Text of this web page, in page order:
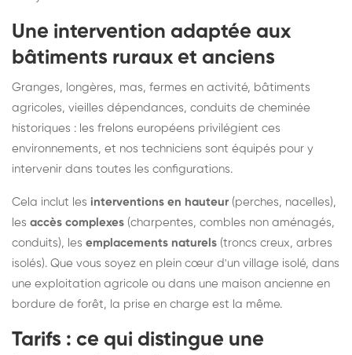
Une intervention adaptée aux
bâtiments ruraux et anciens
Granges, longères, mas, fermes en activité, bâtiments
agricoles, vieilles dépendances, conduits de cheminée
historiques : les frelons européens privilégient ces
environnements, et nos techniciens sont équipés pour y
intervenir dans toutes les configurations.
Cela inclut les interventions en hauteur (perches, nacelles),
les accès complexes (charpentes, combles non aménagés,
conduits), les emplacements naturels (troncs creux, arbres
isolés). Que vous soyez en plein cœur d'un village isolé, dans
une exploitation agricole ou dans une maison ancienne en
bordure de forêt, la prise en charge est la même.
Tarifs : ce qui distingue une